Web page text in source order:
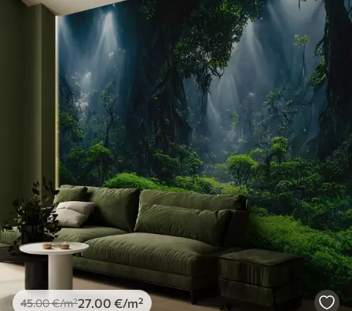
45.00€/m²27 .00 €/m²